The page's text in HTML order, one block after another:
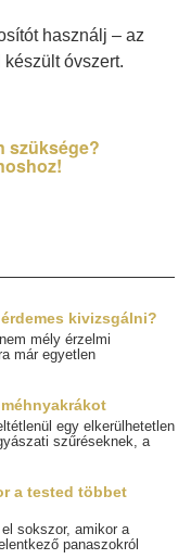
használj – az
óvszert.
szüksége?
kivizsgálni?
mély érzelmi
már egyetlen
egy elkerülhetetlen
szűréseknek, a
a tested többet
el sokszor, amikor a
panaszokról